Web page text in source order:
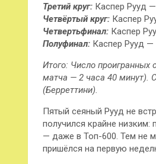
Третий круг: Каспер Рууд
Четвёртый круг: Каспер
Четвертьфинал: Каспер
Полуфинал: Каспер Рууд
Итого: Число проигранных
матча — 2 часа 40 минут).
(Берреттини).
Пятый сеяный Рууд не
получился крайне
— даже в Топ-600. Тем не
пришёлся на первую